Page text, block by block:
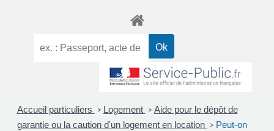
Accueil particuliers > Logement > Aide pour le dépôt de
garantie ou la caution d'un logement en location > Peut-on